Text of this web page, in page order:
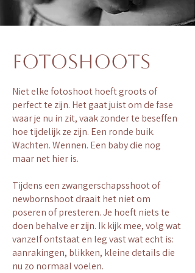
Fotoshoots
Niet elke fotoshoot hoeft groots of
perfect te zijn. Het gaat juist om de fase
waar je nu in zit, vaak zonder te beseffen
hoe tijdelijk ze zijn. Een ronde buik.
Wachten. Wennen. Een baby die nog
maar net hier is.
Tijdens een zwangerschapsshoot of
newbornshoot draait het niet om
poseren of presteren. Je hoeft niets te
doen behalve er zijn. Ik kijk mee, volg wat
vanzelf ontstaat en leg vast wat echt is:
aanrakingen, blikken, kleine details die
nu zo normaal voelen.